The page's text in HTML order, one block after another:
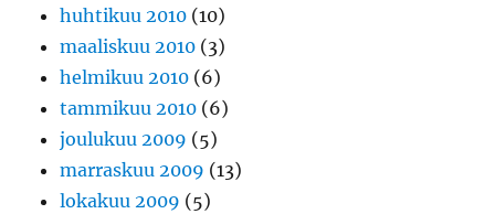
huhtikuu 2010 (10)
maaliskuu 2010 (3)
helmikuu 2010 (6)
tammikuu 2010 (6)
joulukuu 2009 (5)
marraskuu 2009 (13)
lokakuu 2009 (5)